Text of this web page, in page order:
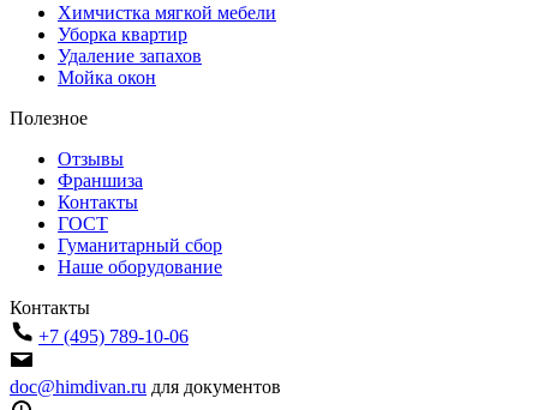
Химчистка мягкой мебели
Уборка квартир
Удаление запахов
Мойка окон
Полезное
Отзывы
Франшиза
Контакты
ГОСТ
Гуманитарный сбор
Наше оборудование
Контакты
+7 (495) 789-10-06
doc@himdivan.ru для документов